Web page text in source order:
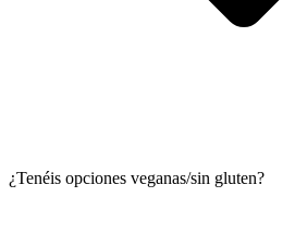
¿Tenéis opciones veganas/sin gluten?